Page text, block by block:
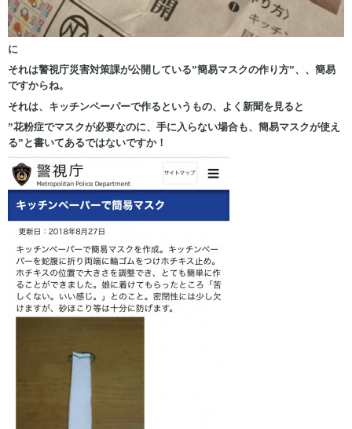
に
それは警視庁災害対策課が公開している”簡易マスクの作り方”、、簡易
ですからね。
それは、キッチンペーパーで作るというもの、よく新聞を見ると
”花粉症でマスクが必要なのに、手に入らない場合も、簡易マスクが使え
る”と書いてあるではないですか！